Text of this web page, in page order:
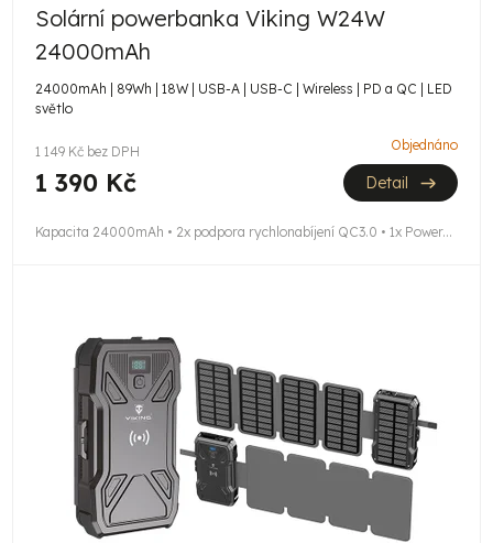
Solární powerbanka Viking W24W
24000mAh
24000mAh | 89Wh | 18W | USB-A | USB-C | Wireless | PD a QC | LED
světlo
1 149 Kč bez DPH
1 390 Kč
Objednáno
Detail
Kapacita 24000mAh • 2x podpora rychlonabíjení QC3.0 • 1x Power...